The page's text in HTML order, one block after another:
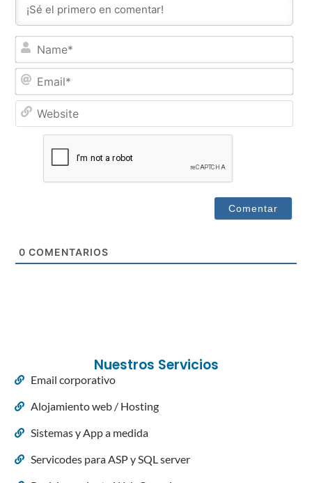
Nuestros Servicios
Email corporativo
Alojamiento web / Hosting
Sistemas y App a medida
Servicodes para ASP y SQL server
0 COMENTARIOS